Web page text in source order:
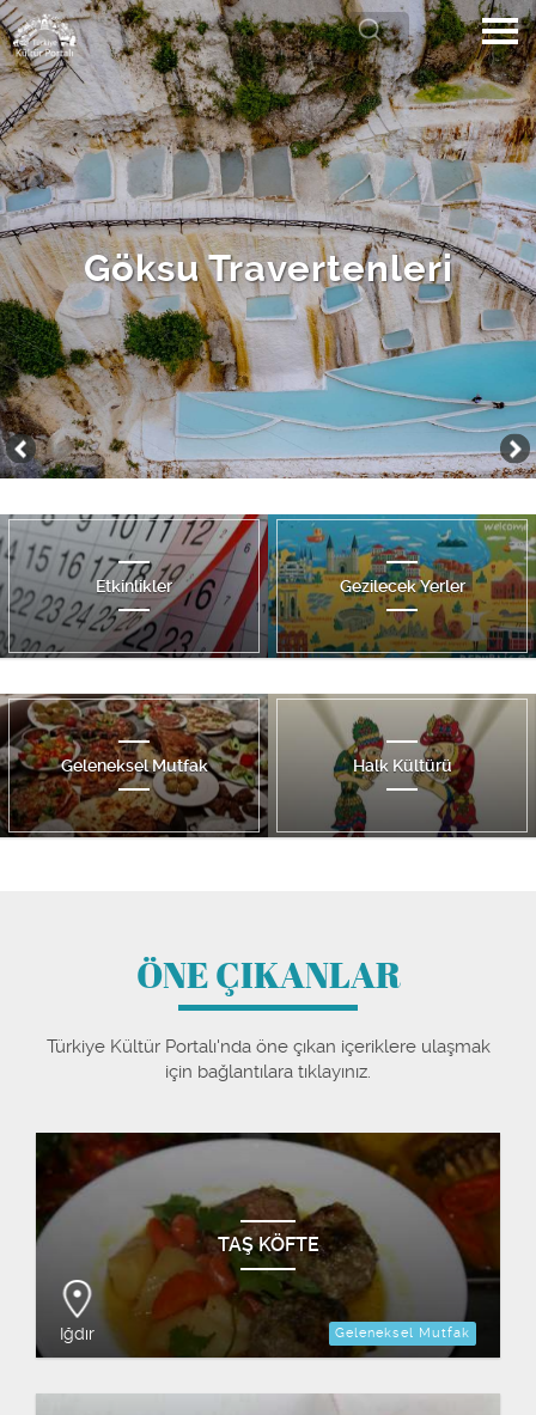
Göksu Travertenleri
İllere Özel
Kültürel Miraslarımız
Müzeler
Sanat
ÖNE ÇIKANLAR
Türkiye Kültür Portalı'nda öne çıkan içeriklere ulaşmak
için bağlantılara tıklayınız.
TAŞ KÖFTE
Iğdır Geleneksel Mutfak